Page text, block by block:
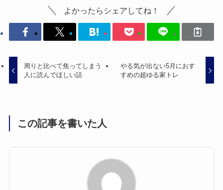
よかったらシェアしてね！
周りと比べて焦ってしまう
人に読んでほしい話
やる気が出ない5月におす
すめの超ゆる家トレ
この記事を書いた人